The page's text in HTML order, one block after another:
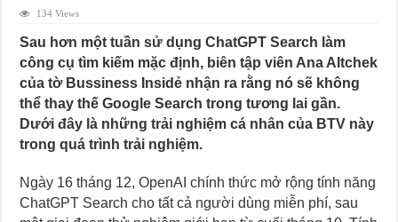
134 Views
Sau hơn một tuần sử dụng ChatGPT Search làm
công cụ tìm kiếm mặc định, biên tập viên Ana Altchek
của tờ Bussiness Insidẻ nhận ra rằng nó sẽ không
thể thay thế Google Search trong tương lai gần.
Dưới đây là những trải nghiệm cá nhân của BTV này
trong quá trình trải nghiệm.
Ngày 16 tháng 12, OpenAI chính thức mở rộng tính năng
ChatGPT Search cho tất cả người dùng miễn phí, sau